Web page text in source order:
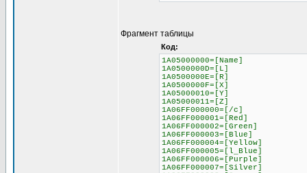
Фрагмент таблицы
Код:
1A05000000=[Name]
1A0500000D=[L]
1A0500000E=[R]
1A0500000F=[X]
1A05000010=[Y]
1A05000011=[Z]
1A06FF000000=[/c]
1A06FF000001=[Red]
1A06FF000002=[Green]
1A06FF000003=[Blue]
1A06FF000004=[Yellow]
1A06FF000005=[l_Blue]
1A06FF000006=[Purple]
1A06FF000007=[Silver]